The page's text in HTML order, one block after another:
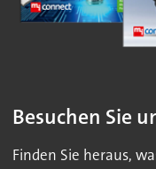
Besuchen Sie
Finden Sie heraus,